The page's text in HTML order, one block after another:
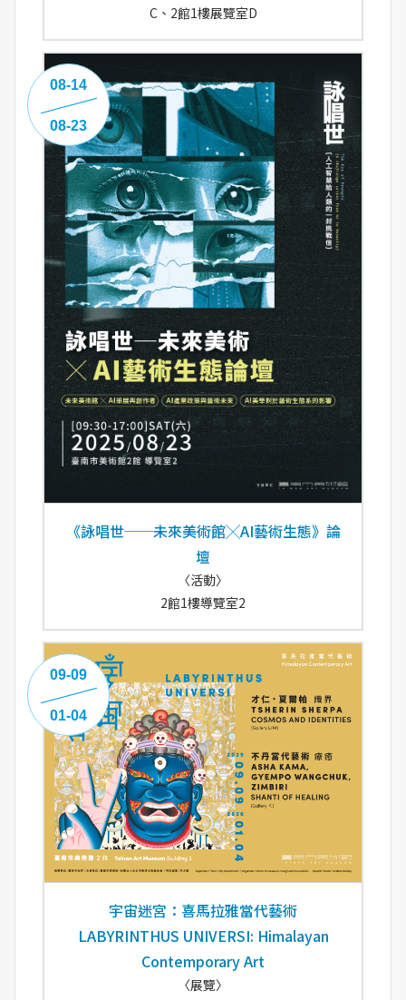
C、2館1樓展覽室D
《詠唱世──未來美術館╳AI藝術生態》論
壇
〈活動〉
2館1樓導覽室2
08-14
08-23
宇宙迷宮：喜馬拉雅當代藝術
LABYRINTHUS UNIVERSI: Himalayan
Contemporary Art
〈展覽〉
09-09
01-04